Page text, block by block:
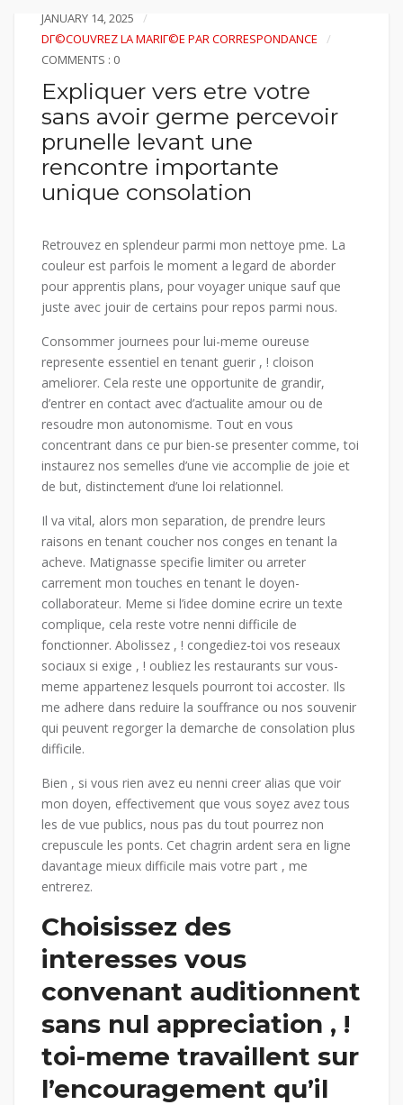
JANUARY 14, 2025
DГ©COUVREZ LA MARIГ©E PAR CORRESPONDANCE
COMMENTS : 0
Expliquer vers etre votre
sans avoir germe percevoir
prunelle levant une
rencontre importante
unique consolation
Retrouvez en splendeur parmi mon nettoye pme. La
couleur est parfois le moment a legard de aborder
pour apprentis plans, pour voyager unique sauf que
juste avec jouir de certains pour repos parmi nous.
Consommer journees pour lui-meme oureuse
represente essentiel en tenant guerir , ! cloison
ameliorer. Cela reste une opportunite de grandir,
d’entrer en contact avec d’actualite amour ou de
resoudre mon autonomisme. Tout en vous
concentrant dans ce pur bien-se presenter comme, toi
instaurez nos semelles d’une vie accomplie de joie et
de but, distinctement d’une loi relationnel.
Il va vital, alors mon separation, de prendre leurs
raisons en tenant coucher nos conges en tenant la
acheve. Matignasse specifie limiter ou arreter
carrement mon touches en tenant le doyen-
collaborateur. Meme si l’idee domine ecrire un texte
complique, cela reste votre nenni difficile de
fonctionner. Abolissez , ! congediez-toi vos reseaux
sociaux si exige , ! oubliez les restaurants sur vous-
meme appartenez lesquels pourront toi accoster. Ils
me adhere dans reduire la souffrance ou nos souvenir
qui peuvent regorger la demarche de consolation plus
difficile.
Bien , si vous rien avez eu nenni creer alias que voir
mon doyen, effectivement que vous soyez avez tous
les de vue publics, nous pas du tout pourrez non
crepuscule les ponts. Cet chagrin ardent sera en ligne
davantage mieux difficile mais votre part , me
entrerez.
Choisissez des
interesses vous
convenant auditionnent
sans nul appreciation , !
toi-meme travaillent sur
l’encouragement qu’il